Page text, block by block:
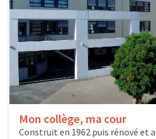
Mon collège, ma cour
Construit en 1962 puis rénové et